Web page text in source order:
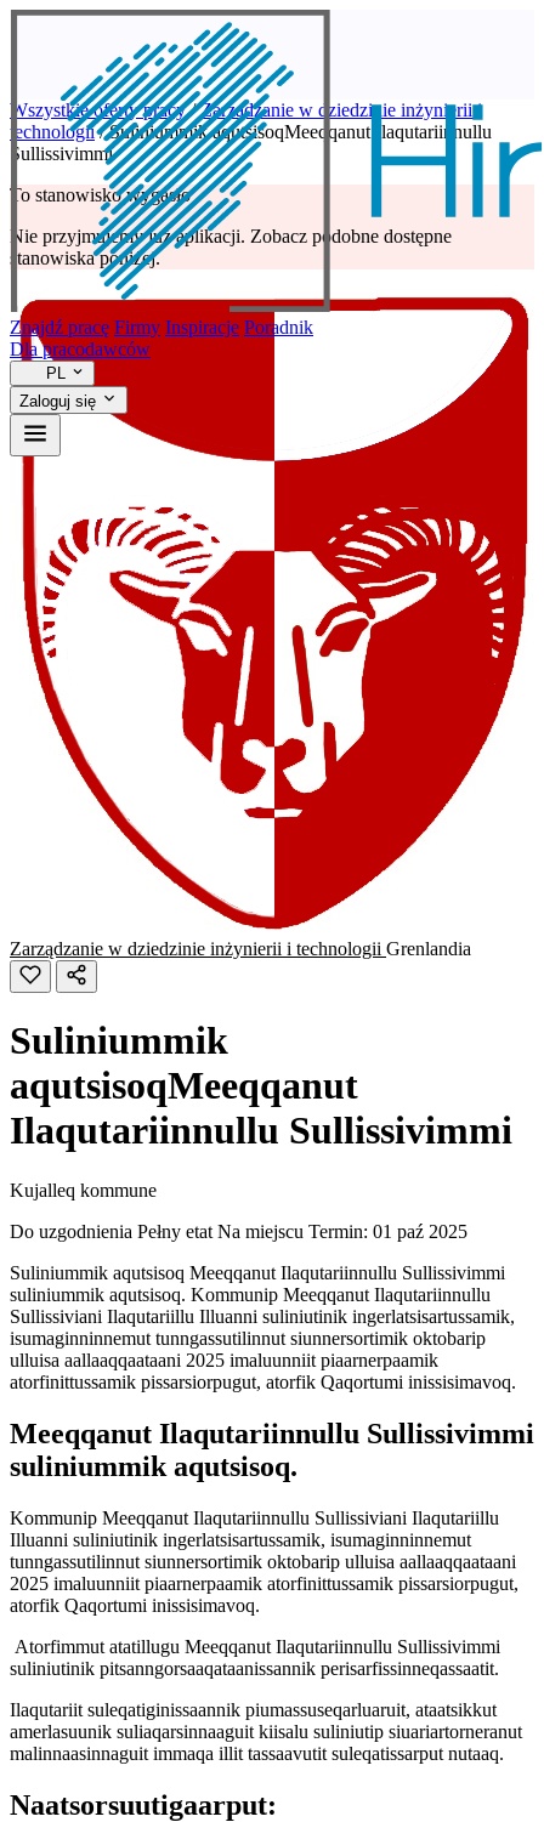
Znajdź pracę Firmy Inspiracje Poradnik
Dla pracodawców
PL
Zaloguj się
Wszystkie oferty pracy / Zarządzanie w dziedzinie inżynierii i
technologii / Suliniummik aqutsisoqMeeqqanut Ilaqutariinnullu
Sullissivimmi
To stanowisko wygasło
Nie przyjmujemy już aplikacji. Zobacz podobne dostępne
stanowiska poniżej.
Zarządzanie w dziedzinie inżynierii i technologii Grenlandia
Suliniummik
aqutsisoqMeeqqanut
Ilaqutariinnullu Sullissivimmi
Kujalleq kommune
Do uzgodnienia Pełny etat Na miejscu Termin: 01 paź 2025
Suliniummik aqutsisoq Meeqqanut Ilaqutariinnullu Sullissivimmi
suliniummik aqutsisoq. Kommunip Meeqqanut Ilaqutariinnullu
Sullissiviani Ilaqutariillu Illuanni suliniutinik ingerlatsisartussamik,
isumaginninnemut tunngassutilinnut siunnersortimik oktobarip
ulluisa aallaaqqaataani 2025 imaluunniit piaarnerpaamik
atorfinittussamik pissarsiorpugut, atorfik Qaqortumi inissisimavoq.
Meeqqanut Ilaqutariinnullu Sullissivimmi
suliniummik aqutsisoq.
Kommunip Meeqqanut Ilaqutariinnullu Sullissiviani Ilaqutariillu
Illuanni suliniutinik ingerlatsisartussamik, isumaginninnemut
tunngassutilinnut siunnersortimik oktobarip ulluisa aallaaqqaataani
2025 imaluunniit piaarnerpaamik atorfinittussamik pissarsiorpugut,
atorfik Qaqortumi inissisimavoq.
Atorfimmut atatillugu Meeqqanut Ilaqutariinnullu Sullissivimmi
suliniutinik pitsanngorsaaqataanissannik perisarfissinneqassaatit.
Ilaqutariit suleqatiginissaannik piumassuseqarluaruit, ataatsikkut
amerlasuunik suliaqarsinnaaguit kiisalu suliniutip siuariartorneranut
malinnaasinnaguit immaqa illit tassaavutit suleqatissarput nutaaq.
Naatsorsuutigaarput: